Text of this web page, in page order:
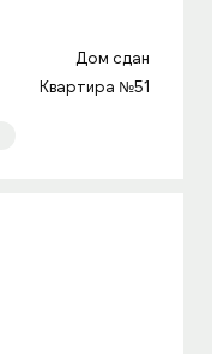
Дом сдан
Квартира №51